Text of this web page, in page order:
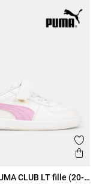
CLUB LT fille (20-